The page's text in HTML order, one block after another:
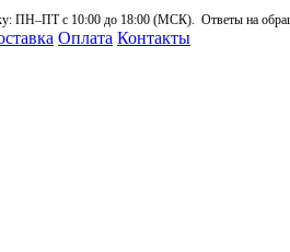
ПН–ПТ с 10:00 до 18:00 (МСК). Ответы на
Оплата Контакты